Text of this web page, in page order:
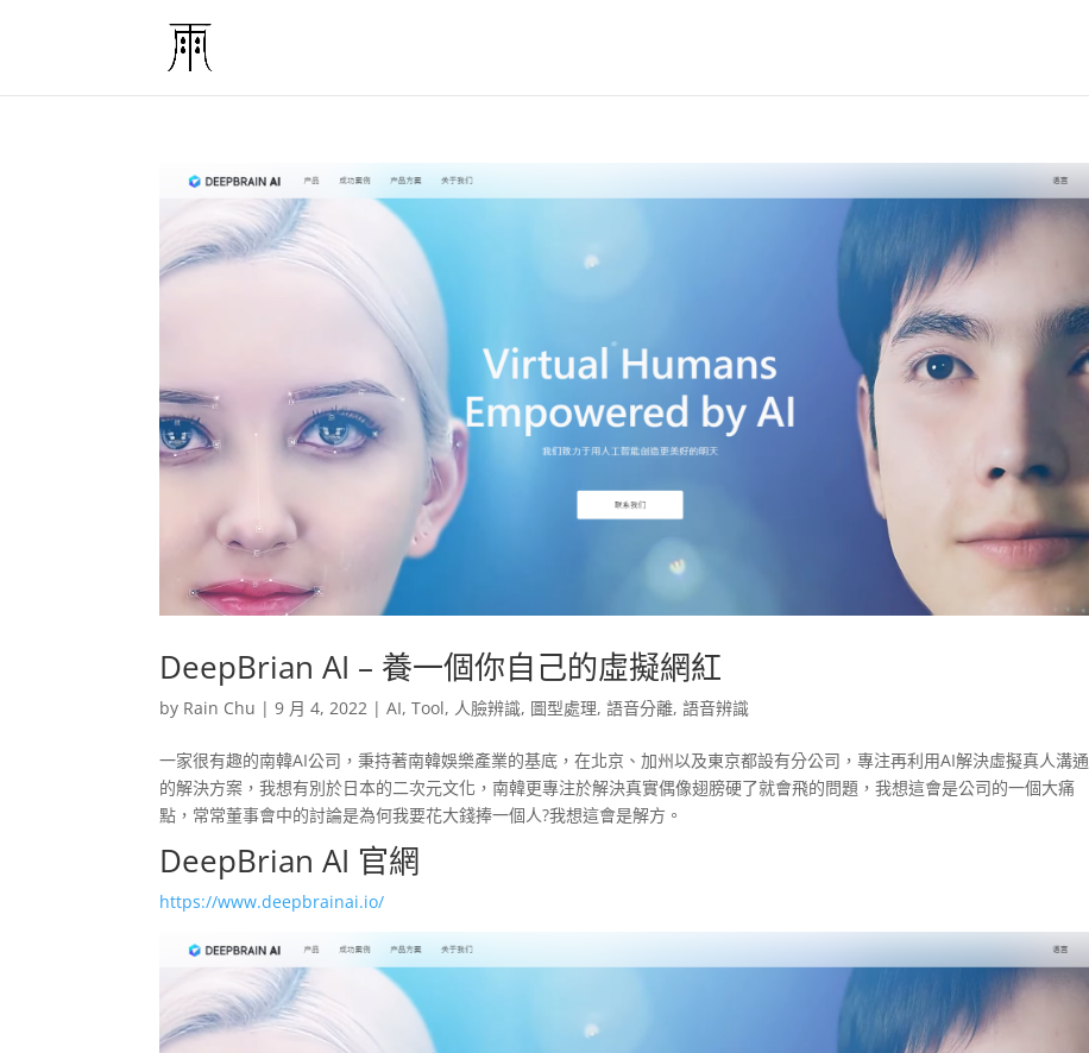
DeepBrian AI – 養一個你自己的虛擬網紅
by Rain Chu |9 月 4, 2022 |AI,Tool, 人臉辨識, 圖型處理,語音分離,語音辨識
一家很有趣的南韓AI公司，秉持著南韓娛樂產業的基底，在北京、加州以及東京都設有分公司，專注再利用AI解決虛擬真人溝通
的解決方案，我想有別於日本的二次元文化，南韓更專注於解決真實偶像翅膀硬了就會飛的問題，我想這會是公司的一個大痛
點，常常董事會中的討論是為何我要花大錢捧一個人?我想這會是解方。
DeepBrian AI 官網
https://www.deepbrainai.io/